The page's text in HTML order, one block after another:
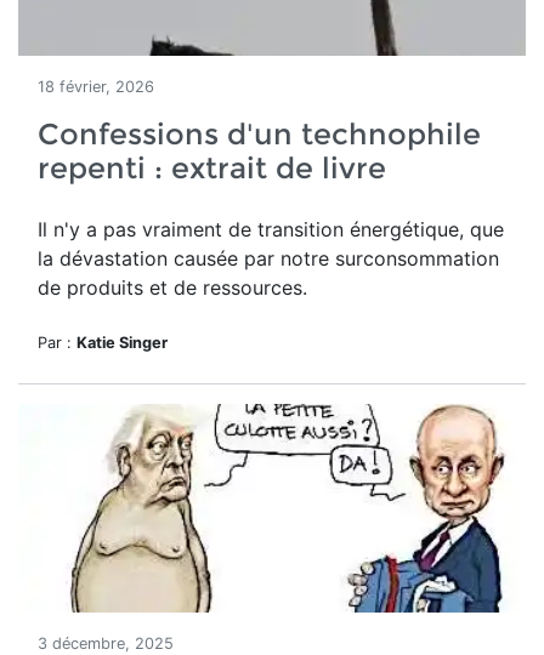
18 février, 2026
Confessions d'un technophile
repenti : extrait de livre
Il n'y a pas vraiment de transition énergétique, que
la dévastation causée par notre surconsommation
de produits et de ressources.
Par : Katie Singer
3 décembre, 2025